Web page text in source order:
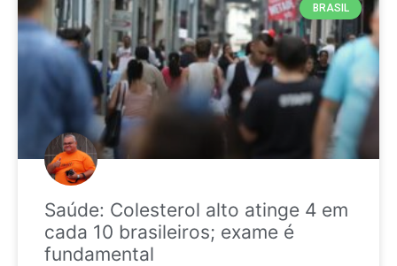
BRASIL
Saúde: Colesterol alto atinge 4 em
cada 10 brasileiros; exame é
fundamental